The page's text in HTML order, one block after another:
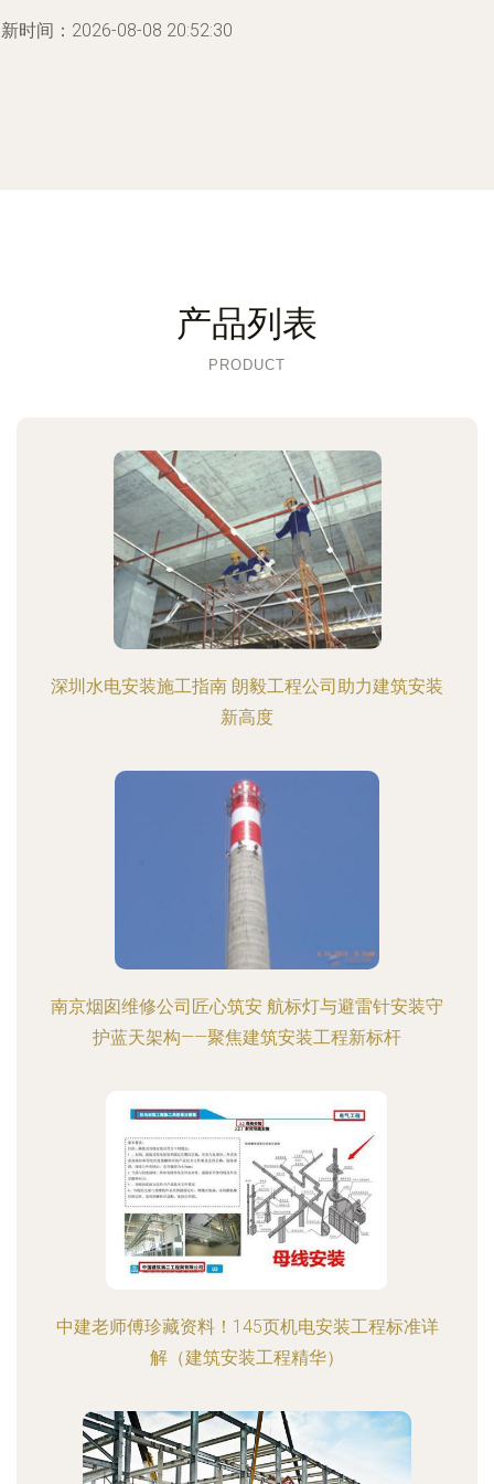
时间：2026-08-08 20:52:30
产品列表
PRODUCT
深圳水电安装施工指南 朗毅工程公司助力建筑安装
新高度
南京烟囱维修公司匠心筑安 航标灯与避雷针安装守
护蓝天架构——聚焦建筑安装工程新标杆
中建老师傅珍藏资料！145页机电安装工程标准详
解（建筑安装工程精华）